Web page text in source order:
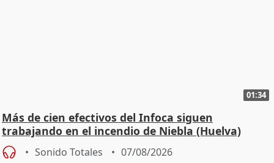
01:34
Más de cien efectivos del Infoca siguen
trabajando en el incendio de Niebla (Huelva)
Sonido Totales 07/08/2026